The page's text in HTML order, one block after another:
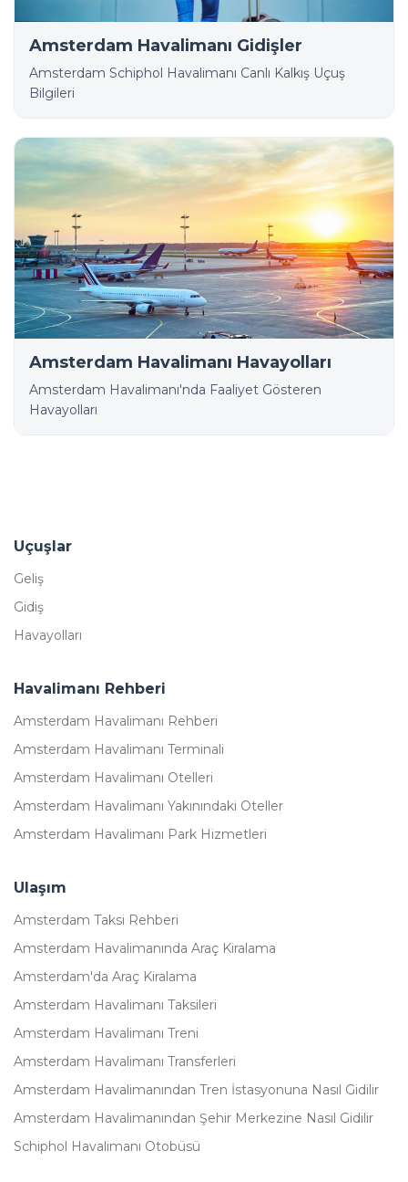
Amsterdam Havalimanı Gidişler
Amsterdam Schiphol Havalimanı Canlı Kalkış Uçuş
Bilgileri
Amsterdam Havalimanı Havayolları
Amsterdam Havalimanı'nda Faaliyet Gösteren
Havayolları
Uçuşlar
Geliş
Gidiş
Havayolları
Havalimanı Rehberi
Amsterdam Havalimanı Rehberi
Amsterdam Havalimanı Terminali
Amsterdam Havalimanı Otelleri
Amsterdam Havalimanı Yakınındaki Oteller
Amsterdam Havalimanı Park Hizmetleri
Ulaşım
Amsterdam Taksi Rehberi
Amsterdam Havalimanında Araç Kiralama
Amsterdam'da Araç Kiralama
Amsterdam Havalimanı Taksileri
Amsterdam Havalimanı Treni
Amsterdam Havalimanı Transferleri
Amsterdam Havalimanından Tren İstasyonuna Nasıl Gidilir
Amsterdam Havalimanından Şehir Merkezine Nasıl Gidilir
Schiphol Havalimanı Otobüsü